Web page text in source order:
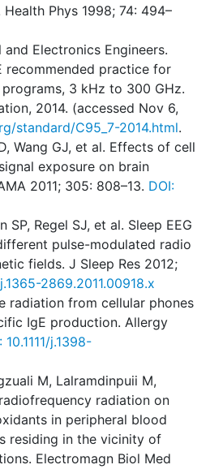
Phys 1998; 74: 494–
Electronics Engineers.
recommended practice for
3 kHz to 300 GHz.
2014. (accessed Nov 6,
standard/C95_7-2014.html.
Wang GJ, et al. Effects of cell
exposure on brain
2011; 305: 808–13. DOI:
SP, Regel SJ, et al. Sleep EEG
pulse-modulated radio
fields. J Sleep Res 2012;
j.1365-2869.2011.00918.x
radiation from cellular phones
IgE production. Allergy
10.1111/j.1398-
M, Lalramdinpuii M,
radiation on
in peripheral blood
residing in the vicinity of
Electromagn Biol Med